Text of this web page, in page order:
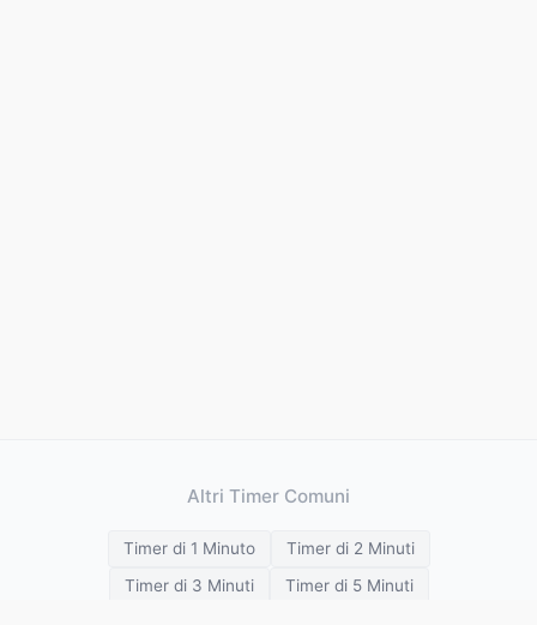
Altri Timer Comuni
Timer di 1 Minuto
Timer di 2 Minuti
Timer di 3 Minuti
Timer di 5 Minuti